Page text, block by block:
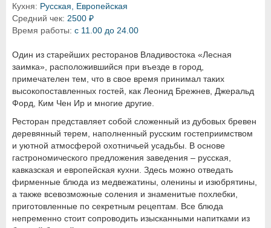
Кухня: Русская, Европейская
Средний чек: 2500 ₽
Время работы: с 11.00 до 24.00
Один из старейших ресторанов Владивостока «Лесная
заимка», расположившийся при въезде в город,
примечателен тем, что в свое время принимал таких
высокопоставленных гостей, как Леонид Брежнев, Джеральд
Форд, Ким Чен Ир и многие другие.
Ресторан представляет собой сложенный из дубовых бревен
деревянный терем, наполненный русским гостеприимством
и уютной атмосферой охотничьей усадьбы. В основе
гастрономического предложения заведения – русская,
кавказская и европейская кухни. Здесь можно отведать
фирменные блюда из медвежатины, оленины и изюбрятины,
а также всевозможные соления и знаменитые похлебки,
приготовленные по секретным рецептам. Все блюда
непременно стоит сопроводить изысканными напитками из